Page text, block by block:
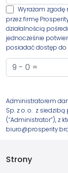
Wyrażam
przez firmę
działalnością
jednocześnie
posiadać dostęp do
Administratorem
Sp. z o. o. z
(“Administrator”), z
Strony